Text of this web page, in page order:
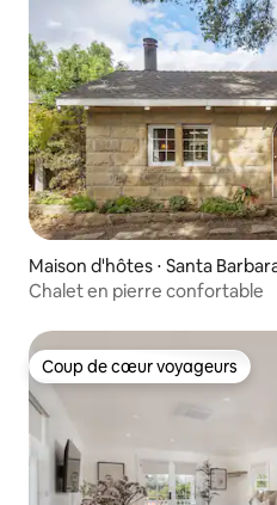
Maison d'hôtes ⋅ Santa
Chalet en pierre confortable
Coup de cœur voyageurs
Coup de cœur voyageurs